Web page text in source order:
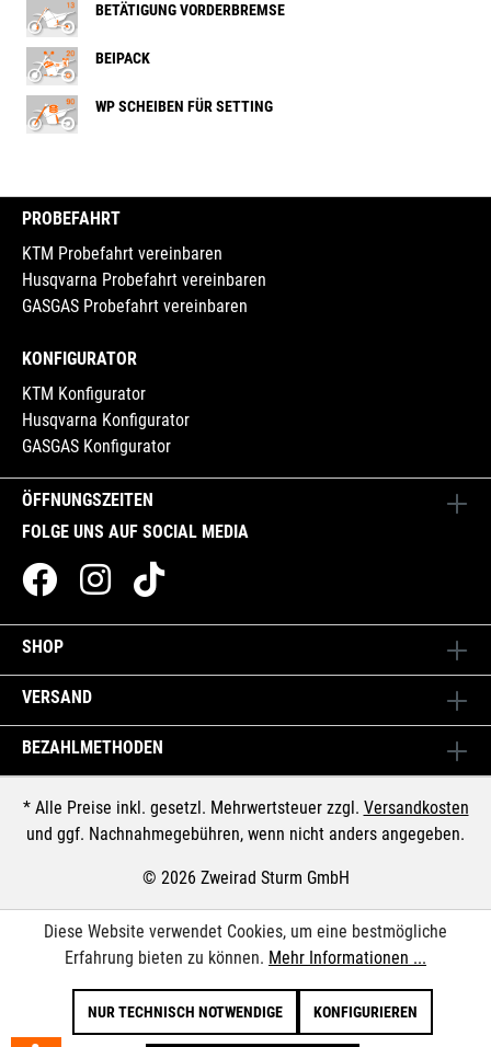
BETÄTIGUNG VORDERBREMSE
BEIPACK
WP SCHEIBEN FÜR SETTING
ÖFFNUNGSZEITEN
FOLGE UNS AUF SOCIAL MEDIA
PROBEFAHRT
KTM Probefahrt vereinbaren
Husqvarna Probefahrt vereinbaren
GASGAS Probefahrt vereinbaren
KONFIGURATOR
KTM Konfigurator
Husqvarna Konfigurator
GASGAS Konfigurator
SHOP
VERSAND
BEZAHLMETHODEN
* Alle Preise inkl. gesetzl. Mehrwertsteuer zzgl. Versandkosten
und ggf. Nachnahmegebühren, wenn nicht anders angegeben.
© 2026 Zweirad Sturm GmbH
Diese Website verwendet Cookies, um eine bestmögliche
Erfahrung bieten zu können. Mehr Informationen ...
NUR TECHNISCH NOTWENDIGE KONFIGURIEREN